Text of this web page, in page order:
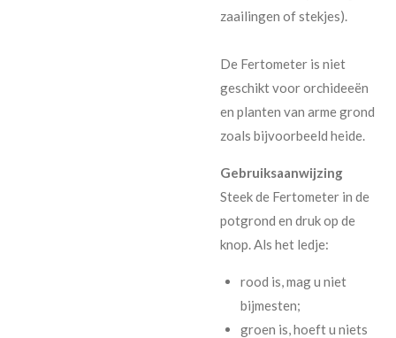
zaailingen of stekjes).
De Fertometer is niet
geschikt voor orchideeën
en planten van arme grond
zoals bijvoorbeeld heide.
Gebruiksaanwijzing
Steek de Fertometer in de
potgrond en druk op de
knop. Als het ledje:
rood is, mag u niet
bijmesten;
groen is, hoeft u niets